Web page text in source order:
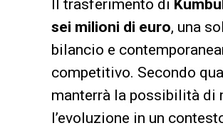
Il trasferimento di
sei milioni di euro, una
bilancio e
competitivo. Secondo
manterrà la possibilità di
l’evoluzione in un